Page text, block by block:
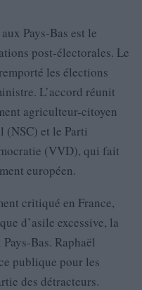
Pays-Bas est le
post-électorales. Le
les élections
L’accord réunit
agriculteur-citoyen
(NSC) et le Parti
(VVD), qui fait
européen.
critiqué en France,
d’asile excessive, la
Bas. Raphaël
publique pour les
des détracteurs.